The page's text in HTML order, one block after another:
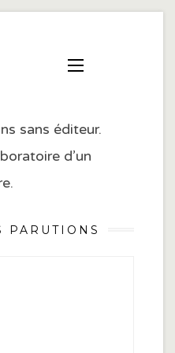
sans éditeur.
d’un
PARUTIONS